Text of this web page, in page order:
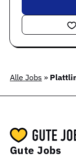
Alle Jobs »
Gute Jobs